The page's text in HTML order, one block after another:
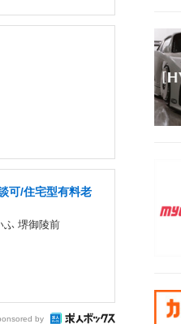
可/住宅型有料老
ふ 堺御陵前
by